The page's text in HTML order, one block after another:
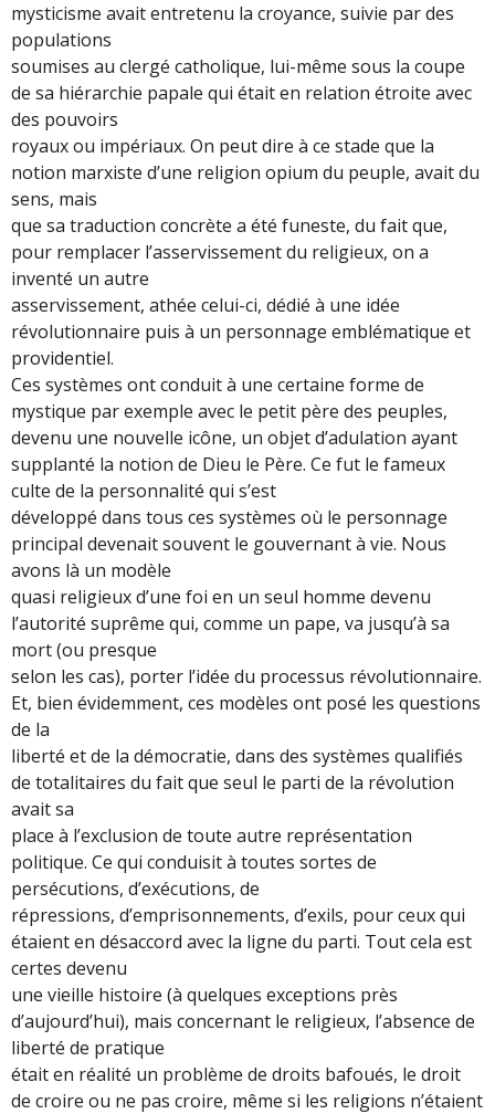
mysticisme avait entretenu la croyance, suivie par des
populations
soumises au clergé catholique, lui-même sous la coupe
de sa hiérarchie papale qui était en relation étroite avec
des pouvoirs
royaux ou impériaux. On peut dire à ce stade que la
notion marxiste d’une religion opium du peuple, avait du
sens, mais
que sa traduction concrète a été funeste, du fait que,
pour remplacer l’asservissement du religieux, on a
inventé un autre
asservissement, athée celui-ci, dédié à une idée
révolutionnaire puis à un personnage emblématique et
providentiel.
Ces systèmes ont conduit à une certaine forme de
mystique par exemple avec le petit père des peuples,
devenu une nouvelle icône, un objet d’adulation ayant
supplanté la notion de Dieu le Père. Ce fut le fameux
culte de la personnalité qui s’est
développé dans tous ces systèmes où le personnage
principal devenait souvent le gouvernant à vie. Nous
avons là un modèle
quasi religieux d’une foi en un seul homme devenu
l’autorité suprême qui, comme un pape, va jusqu’à sa
mort (ou presque
selon les cas), porter l’idée du processus révolutionnaire.
Et, bien évidemment, ces modèles ont posé les questions
de la
liberté et de la démocratie, dans des systèmes qualifiés
de totalitaires du fait que seul le parti de la révolution
avait sa
place à l’exclusion de toute autre représentation
politique. Ce qui conduisit à toutes sortes de
persécutions, d’exécutions, de
répressions, d’emprisonnements, d’exils, pour ceux qui
étaient en désaccord avec la ligne du parti. Tout cela est
certes devenu
une vieille histoire (à quelques exceptions près
d’aujourd’hui), mais concernant le religieux, l’absence de
liberté de pratique
était en réalité un problème de droits bafoués, le droit
de croire ou ne pas croire, même si les religions n’étaient